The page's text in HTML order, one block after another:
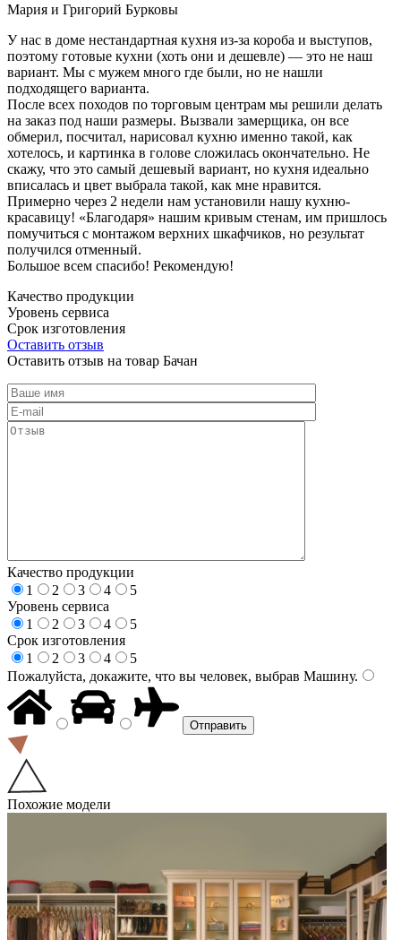
Мария и Григорий Бурковы
У нас в доме нестандартная кухня из-за короба и выступов,
поэтому готовые кухни (хоть они и дешевле) — это не наш
вариант. Мы с мужем много где были, но не нашли
подходящего варианта.
После всех походов по торговым центрам мы решили делать
на заказ под наши размеры. Вызвали замерщика, он все
обмерил, посчитал, нарисовал кухню именно такой, как
хотелось, и картинка в голове сложилась окончательно. Не
скажу, что это самый дешевый вариант, но кухня идеально
вписалась и цвет выбрала такой, как мне нравится.
Примерно через 2 недели нам установили нашу кухню-
красавицу! «Благодаря» нашим кривым стенам, им пришлось
помучиться с монтажом верхних шкафчиков, но результат
получился отменный.
Большое всем спасибо! Рекомендую!
Качество продукции
Уровень сервиса
Срок изготовления
Оставить отзыв
Оставить отзыв на товар Бачан
Качество продукции
1
2 3 4
5
Уровень сервиса
1
2 3 4
5
Срок изготовления
1
2 3 4
5
Пожалуйста, докажите, что вы человек, выбрав Машину.
Похожие модели